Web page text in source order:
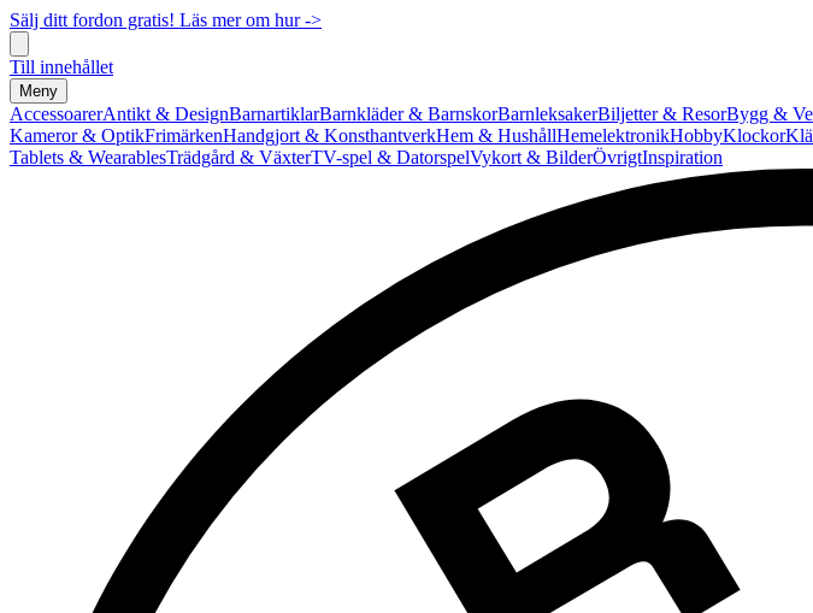
Sälj ditt fordon gratis! Läs mer om hur ->
Till innehållet
Meny
AccessoarerAntikt & DesignBarnartiklarBarnkläder & BarnskorBarnleksakerBiljetter & ResorBygg &
Kameror & OptikFrimärkenHandgjort & KonsthantverkHem & HushållHemelektronikHobbyKlockor
Tablets & WearablesTrädgård & VäxterTV-spel & DatorspelVykort & BilderÖvrigtInspiration